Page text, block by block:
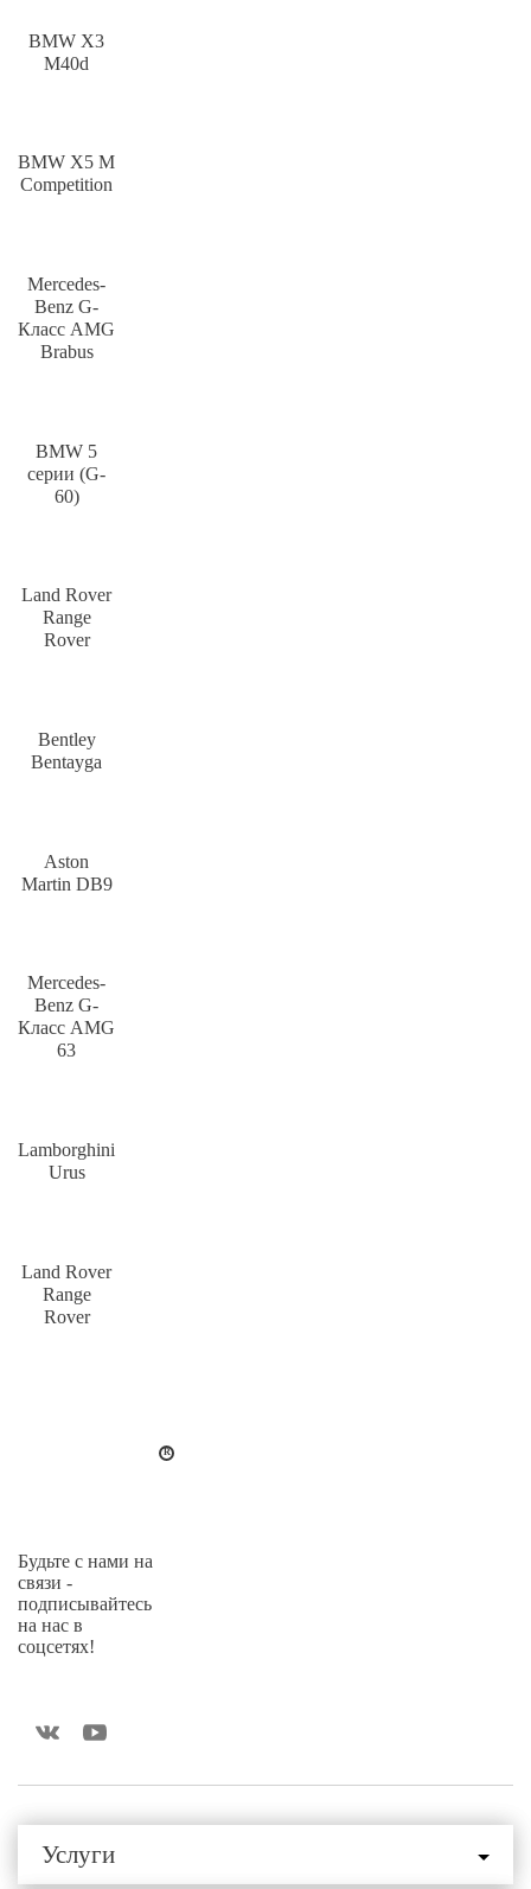
BMW X3
M40d
BMW X5 M
Competition
Mercedes-
Benz G-
Класс AMG
Brabus
BMW 5
серии (G-
60)
Land Rover
Range
Rover
Bentley
Bentayga
Aston
Martin DB9
Mercedes-
Benz G-
Класс AMG
63
Lamborghini
Urus
Land Rover
Range
Rover
Будьте с нами на
связи -
подписывайтесь
на нас в
соцсетях!
Услуги